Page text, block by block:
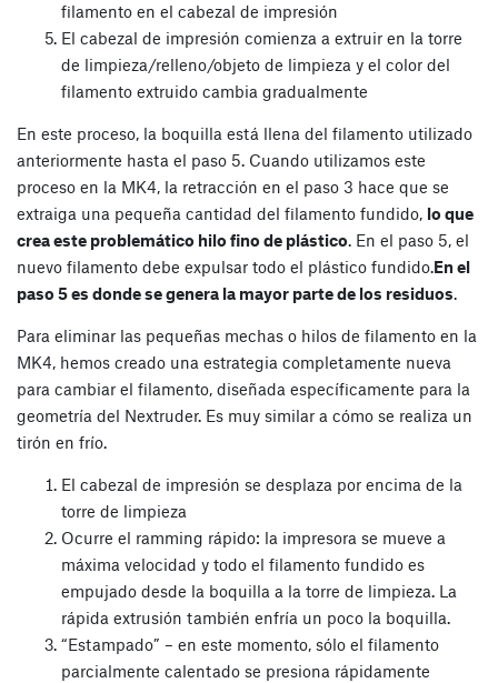
filamento en el cabezal de impresión
El cabezal de impresión comienza a extruir en la torre
de limpieza/relleno/objeto de limpieza y el color del
filamento extruido cambia gradualmente
En este proceso, la boquilla está llena del filamento utilizado
anteriormente hasta el paso 5. Cuando utilizamos este
proceso en la MK4, la retracción en el paso 3 hace que se
extraiga una pequeña cantidad del filamento fundido, lo que
crea este problemático hilo fino de plástico. En el paso 5, el
nuevo filamento debe expulsar todo el plástico fundido.En el
paso 5 es donde se genera la mayor parte de los residuos.
Para eliminar las pequeñas mechas o hilos de filamento en la
MK4, hemos creado una estrategia completamente nueva
para cambiar el filamento, diseñada específicamente para la
geometría del Nextruder. Es muy similar a cómo se realiza un
tirón en frío.
El cabezal de impresión se desplaza por encima de la
torre de limpieza
Ocurre el ramming rápido: la impresora se mueve a
máxima velocidad y todo el filamento fundido es
empujado desde la boquilla a la torre de limpieza. La
rápida extrusión también enfría un poco la boquilla.
“Estampado” – en este momento, sólo el filamento
parcialmente calentado se presiona rápidamente